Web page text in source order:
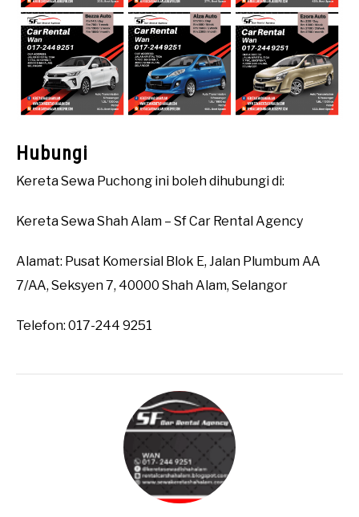
Hubungi
Kereta Sewa Puchong ini boleh dihubungi di:
Kereta Sewa Shah Alam – Sf Car Rental Agency
Alamat: Pusat Komersial Blok E, Jalan Plumbum AA
7/AA, Seksyen 7, 40000 Shah Alam, Selangor
Telefon: 017-244 9251